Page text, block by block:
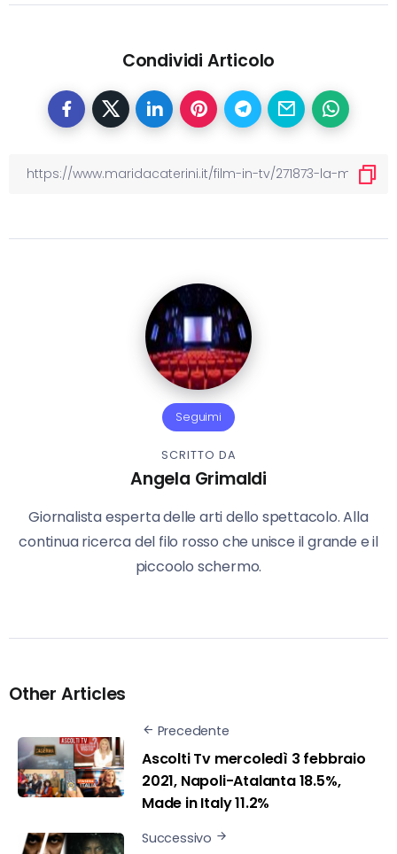
Condividi Articolo
Seguimi
SCRITTO DA
Angela Grimaldi
Giornalista esperta delle arti dello spettacolo. Alla
continua ricerca del filo rosso che unisce il grande e il
piccoolo schermo.
Other Articles
Precedente
Ascolti Tv mercoledì 3 febbraio
2021, Napoli-Atalanta 18.5%,
Made in Italy 11.2%
Successivo